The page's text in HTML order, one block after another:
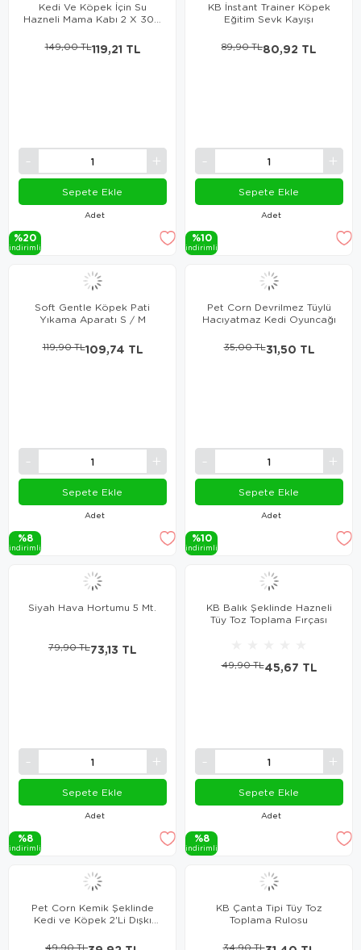
Kedi Ve Köpek İçin Su
Hazneli Mama Kabı 2 X 300
Adet
119,21 TL
149,00 TL
Sepete Ekle
%20
i̇ndi̇ri̇mli̇
KB İnstant Trainer Köpek
Eğitim Sevk Kayışı
Adet
80,92 TL
89,90 TL
Sepete Ekle
%10
i̇ndi̇ri̇mli̇
Soft Gentle Köpek Pati
Yıkama Aparatı S / M
Adet
109,74 TL
119,90 TL
Sepete Ekle
%8
i̇ndi̇ri̇mli̇
Pet Corn Devrilmez Tüylü
Hacıyatmaz Kedi Oyuncağı
Adet
31,50 TL
35,00 TL
Sepete Ekle
%10
i̇ndi̇ri̇mli̇
Siyah Hava Hortumu 5 Mt.
Adet
73,13 TL
79,90 TL
Sepete Ekle
%8
i̇ndi̇ri̇mli̇
KB Balık Şeklinde Hazneli
Tüy Toz Toplama Fırçası
Adet
45,67 TL
49,90 TL
Sepete Ekle
%8
i̇ndi̇ri̇mli̇
Pet Corn Kemik Şeklinde
Kedi ve Köpek 2'Li Dışkı
49,90 TL
KB Çanta Tipi Tüy Toz
Toplama Rulosu
34,90 TL